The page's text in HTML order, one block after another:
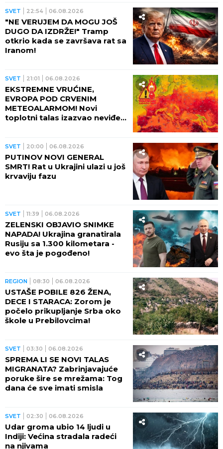
SVET 22:54 06.08.2026
"NE VERUJEM DA MOGU JOŠ
DUGO DA IZDRŽE!" Tramp
otkrio kada se završava rat sa
Iranom!
SVET 21:01 06.08.2026
EKSTREMNE VRUĆINE,
EVROPA POD CRVENIM
METEOALARMOM! Novi
toplotni talas izazvao neviđeni
SVET 20:00 06.08.2026
PUTINOV NOVI GENERAL
SMRT! Rat u Ukrajini ulazi u još
krvaviju fazu
SVET 11:39 06.08.2026
ZELENSKI OBJAVIO SNIMKE
NAPADA! Ukrajina granatirala
Rusiju sa 1.300 kilometara -
evo šta je pogođeno!
REGION 08:30 06.08.2026
USTAŠE POBILE 826 ŽENA,
DECE I STARACA: Zorom je
počelo prikupljanje Srba oko
škole u Prebilovcima!
SVET 03:30 06.08.2026
SPREMA LI SE NOVI TALAS
MIGRANATA? Zabrinjavajuće
poruke šire se mrežama: Tog
dana će sve imati smisla
SVET 02:30 06.08.2026
Udar groma ubio 14 ljudi u
Indiji: Većina stradala radeći
na njivama